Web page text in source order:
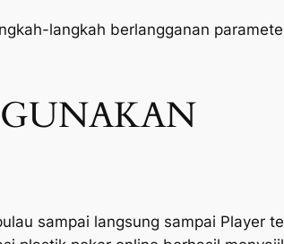
langkah berlangganan
sampai langsung sampai Player